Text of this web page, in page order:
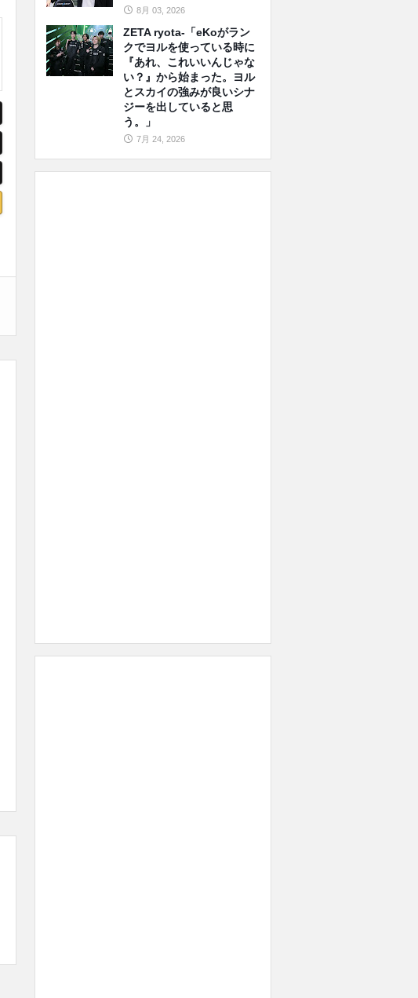
8月 03, 2026
ZETA ryota-「eKoがラン
クでヨルを使っている時に
『あれ、これいいんじゃな
い？』から始まった。ヨル
とスカイの強みが良いシナ
ジーを出していると思
う。」
7月 24, 2026